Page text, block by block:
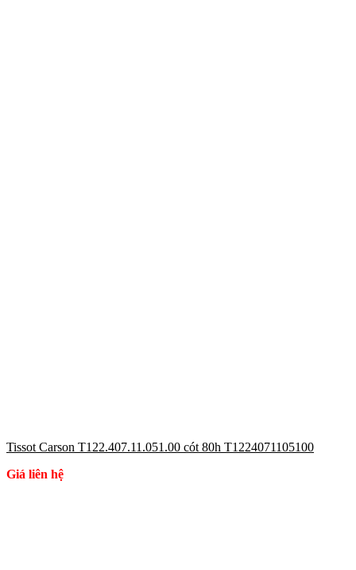
Tissot Carson T122.407.11.051.00 cót 80h T1224071105100
Giá liên hệ